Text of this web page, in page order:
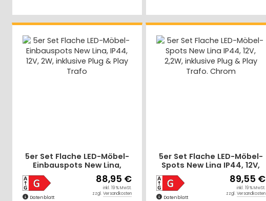
5er Set Flache LED-Möbel-
Einbauspots New Lina,
IP44, 12V, 2W, inklusive
Plug & Play Trafo
Datenblatt
88,95 €
inkl. 19 % MwSt.
zzgl. Versandkosten
5er Set Flache LED-Möbel-
Spots New Lina IP44, 12V,
2,2W, inklusive Plug & Play
Trafo. Chrom
Datenblatt
89,55 €
inkl. 19 % MwSt.
zzgl. Versandkosten